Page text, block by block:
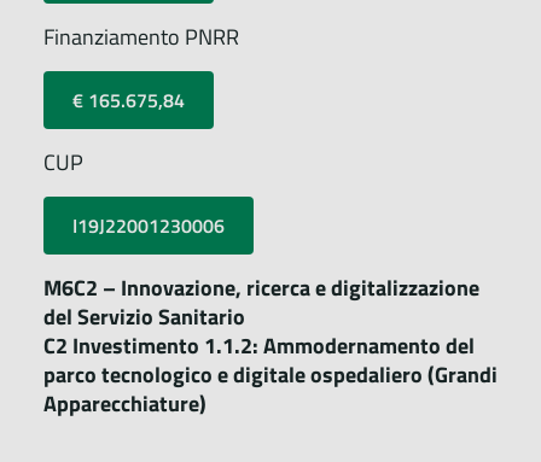
Finanziamento PNRR
€ 165.675,84
CUP
I19J22001230006
M6C2 – Innovazione, ricerca e digitalizzazione
del Servizio Sanitario
C2 Investimento 1.1.2: Ammodernamento del
parco tecnologico e digitale ospedaliero (Grandi
Apparecchiature)